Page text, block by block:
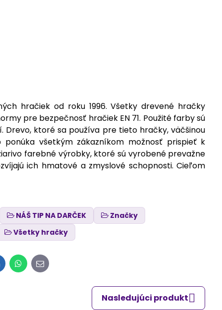
hračiek od roku 1996. Všetky drevené hračky
pre bezpečnosť hračiek EN 71. Použité farby sú
ktoré sa používa pre tieto hračky, väčšinou
všetkým zákazníkom možnosť prispieť k
farebné výrobky, ktoré sú vyrobené prevažne
ich hmatové a zmyslové schopnosti. Cieľom
NÁŠ TIP NA DARČEK
Značky
Všetky hračky
WhatsApp
E-
mail
Nasledujúci produkt